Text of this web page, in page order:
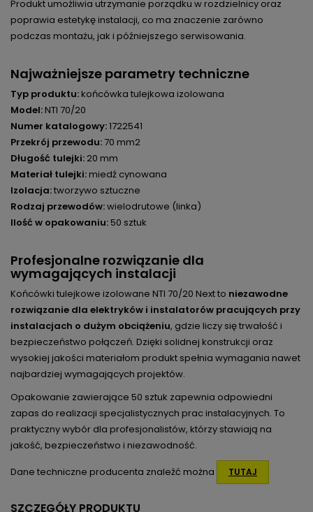
Produkt umożliwia utrzymanie porządku w rozdzielnicy oraz
poprawia estetykę instalacji, co ma znaczenie zarówno
podczas montażu, jak i późniejszego serwisowania.
Najważniejsze parametry techniczne
Typ produktu:końcówka tulejkowa izolowana
Model:NTI 70/20
Numer katalogowy:1722541
Przekrój przewodu: 70 mm2
Długość tulejki: 20 mm
Materiał tulejki:miedź cynowana
Izolacja:tworzywo sztuczne
Rodzaj przewodów:wielodrutowe (linka)
Ilość w opakowaniu:50 sztuk
Profesjonalne rozwiązanie dla
wymagających instalacji
Końcówki tulejkowe izolowane NTI 70/20 Next to niezawodne
rozwiązanie dla elektryków i instalatorów pracujących przy
instalacjach o dużym obciążeniu, gdzie liczy się trwałość i
bezpieczeństwo połączeń. Dzięki solidnej konstrukcji oraz
wysokiej jakości materiałom produkt spełnia wymagania nawet
najbardziej wymagających projektów.
Opakowanie zawierające 50 sztuk zapewnia odpowiedni
zapas do realizacji specjalistycznych prac instalacyjnych. To
praktyczny wybór dla profesjonalistów, którzy stawiają na
jakość, bezpieczeństwo i niezawodność.
Dane techniczne producenta znaleźć można
TUTAJ
SZCZEGÓŁY PRODUKTU